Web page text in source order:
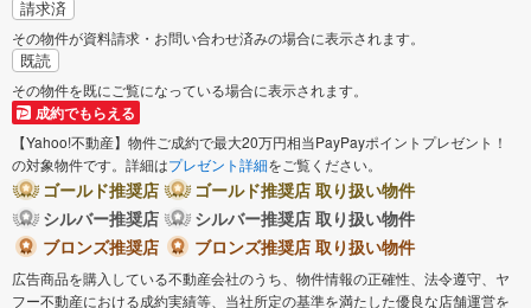
請求済
その物件が資料請求・お問い合わせ済みの場合に表示されます。
既読
その物件を既にご覧になっている場合に表示されます。
成約でもらえる
【Yahoo!不動産】物件ご成約で最大20万円相当PayPayポイントプレゼント！
の対象物件です。詳細はプレゼント詳細をご覧ください。
ゴールド推奨店
ゴールド推奨店 取り扱い物件
シルバー推奨店
シルバー推奨店 取り扱い物件
ブロンズ推奨店
ブロンズ推奨店 取り扱い物件
広告商品を購入している不動産会社のうち、物件情報の正確性、法令遵守、ヤ
フー不動産における成約実績等、当社所定の基準を満たした優良な店舗運営を